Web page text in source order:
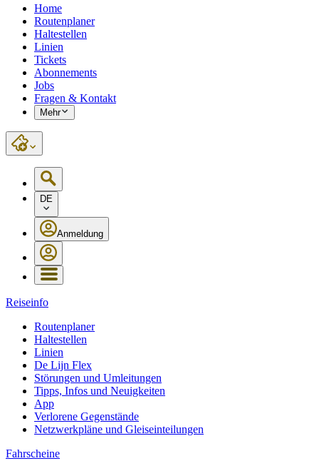
Home
Routenplaner
Haltestellen
Linien
Tickets
Abonnements
Jobs
Fragen & Kontakt
Mehr
DE
Anmeldung
Reiseinfo
Routenplaner
Haltestellen
Linien
De Lijn Flex
Störungen und Umleitungen
Tipps, Infos und Neuigkeiten
App
Verlorene Gegenstände
Netzwerkpläne und Gleiseinteilungen
Fahrscheine